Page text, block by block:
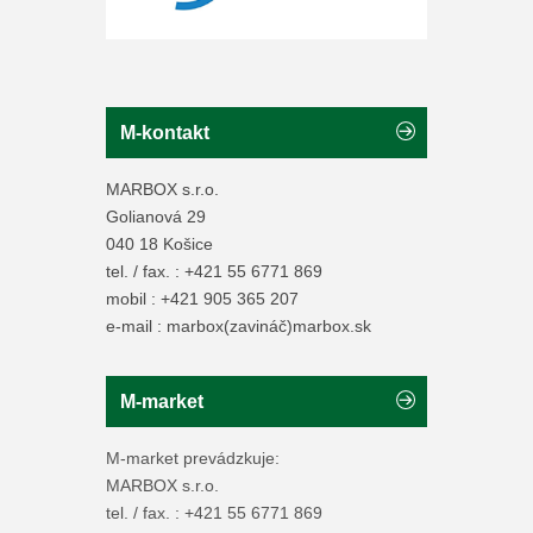
M-kontakt
MARBOX s.r.o.
Golianová 29
040 18 Košice
tel. / fax. : +421 55 6771 869
mobil : +421 905 365 207
e-mail : marbox(zavináč)marbox.sk
M-market
M-market prevádzkuje:
MARBOX s.r.o.
tel. / fax. : +421 55 6771 869